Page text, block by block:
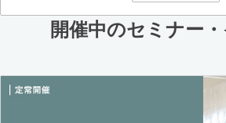
開催中のセミナー